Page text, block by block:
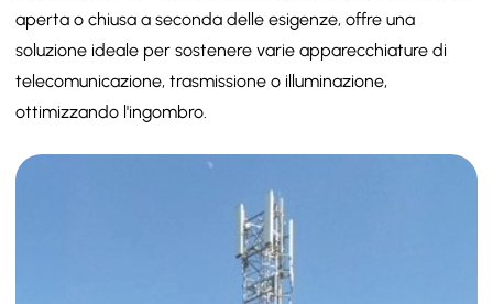
aperta o chiusa a seconda delle esigenze, offre una
soluzione ideale per sostenere varie apparecchiature di
telecomunicazione, trasmissione o illuminazione,
ottimizzando l'ingombro.